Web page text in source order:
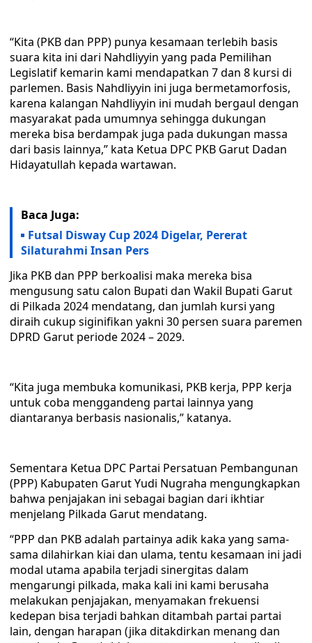
“Kita (PKB dan PPP) punya kesamaan terlebih basis
suara kita ini dari Nahdliyyin yang pada Pemilihan
Legislatif kemarin kami mendapatkan 7 dan 8 kursi di
parlemen. Basis Nahdliyyin ini juga bermetamorfosis,
karena kalangan Nahdliyyin ini mudah bergaul dengan
masyarakat pada umumnya sehingga dukungan
mereka bisa berdampak juga pada dukungan massa
dari basis lainnya,” kata Ketua DPC PKB Garut Dadan
Hidayatullah kepada wartawan.
Baca Juga:
Futsal Disway Cup 2024 Digelar, Pererat
Silaturahmi Insan Pers
Jika PKB dan PPP berkoalisi maka mereka bisa
mengusung satu calon Bupati dan Wakil Bupati Garut
di Pilkada 2024 mendatang, dan jumlah kursi yang
diraih cukup siginifikan yakni 30 persen suara paremen
DPRD Garut periode 2024 – 2029.
“Kita juga membuka komunikasi, PKB kerja, PPP kerja
untuk coba menggandeng partai lainnya yang
diantaranya berbasis nasionalis,” katanya.
Sementara Ketua DPC Partai Persatuan Pembangunan
(PPP) Kabupaten Garut Yudi Nugraha mengungkapkan
bahwa penjajakan ini sebagai bagian dari ikhtiar
menjelang Pilkada Garut mendatang.
“PPP dan PKB adalah partainya adik kaka yang sama-
sama dilahirkan kiai dan ulama, tentu kesamaan ini jadi
modal utama apabila terjadi sinergitas dalam
mengarungi pilkada, maka kali ini kami berusaha
melakukan penjajakan, menyamakan frekuensi
kedepan bisa terjadi bahkan ditambah partai partai
lain, dengan harapan (jika ditakdirkan menang dan